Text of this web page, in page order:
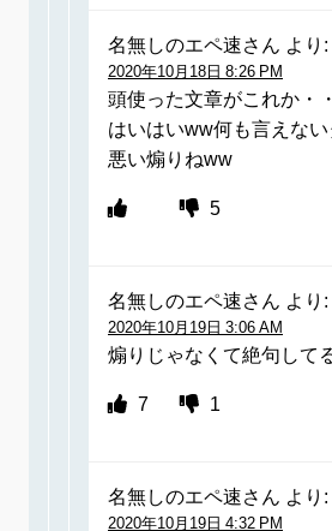
名無しのエペ速さん より:
2020年10月18日 8:26 PM
頭使った文章がこれか・
はいはいww何も言えな
悪い煽りねww
5
名無しのエペ速さん より:
2020年10月19日 3:06 AM
煽りじゃなくて絶句して
7 1
名無しのエペ速さん より:
2020年10月19日 4:32 PM